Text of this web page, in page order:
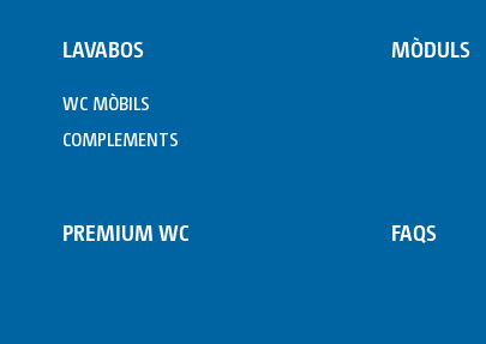
LAVABOS
WC MÒBILS
COMPLEMENTS
MÒDULS
PREMIUM WC FAQS